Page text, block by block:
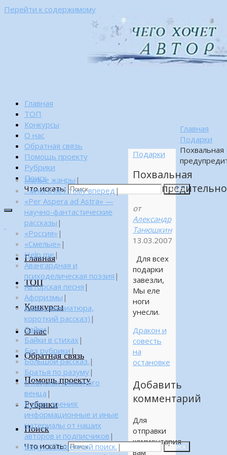
Перейти к содержимому
Главная
ТОП
Конкурсы
О нас
Обратная связь
Помощь проекту
Рубрики
Поиск
Что искать:
Поиск
Главная
ТОП
Конкурсы
О нас
Обратная связь
Помощь проекту
Рубрики
Поиск
Что искать: Поиск
Главная
Подарки
Похвальная
Подарки
Похвальная
от
Александр
Танюшкин
13.03.2007
Для всех
подарки
завезли,
Мы еле
ноги
унесли.
Дракон и
совесть
на
остановке
Добавить
комментарий
Для
отправки
комментария
вам
Малые жанры |
…много лет тому вперед |
«Per Aspera ad Astra» —
научно-фантастические
рассказы |
«Россия» |
«Смелые» |
Help me|
Авангардная и
психоделическая поэзия |
Авторская песня |
Афоризмы |
Байка (миниатюра,
короткий рассказ) |
Байки|
Байки в стихах |
Без рубрики |
Большой рассказ. |
Братья по разуму|
В поисках алмазного
венца |
В поле зрения:
информационные и иные
материалы от наших
авторов и подписчиков |
Веду собственный поиск. |